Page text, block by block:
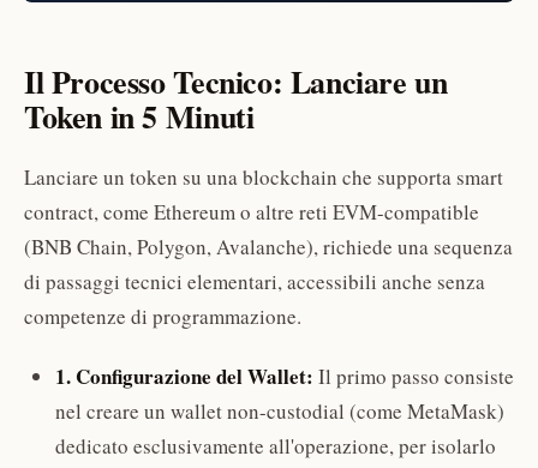
Il Processo Tecnico: Lanciare un
Token in 5 Minuti
Lanciare un token su una blockchain che supporta smart
contract, come Ethereum o altre reti EVM-compatible
(BNB Chain, Polygon, Avalanche), richiede una sequenza
di passaggi tecnici elementari, accessibili anche senza
competenze di programmazione.
1. Configurazione del Wallet: Il primo passo consiste
nel creare un wallet non-custodial (come MetaMask)
dedicato esclusivamente all'operazione, per isolarlo